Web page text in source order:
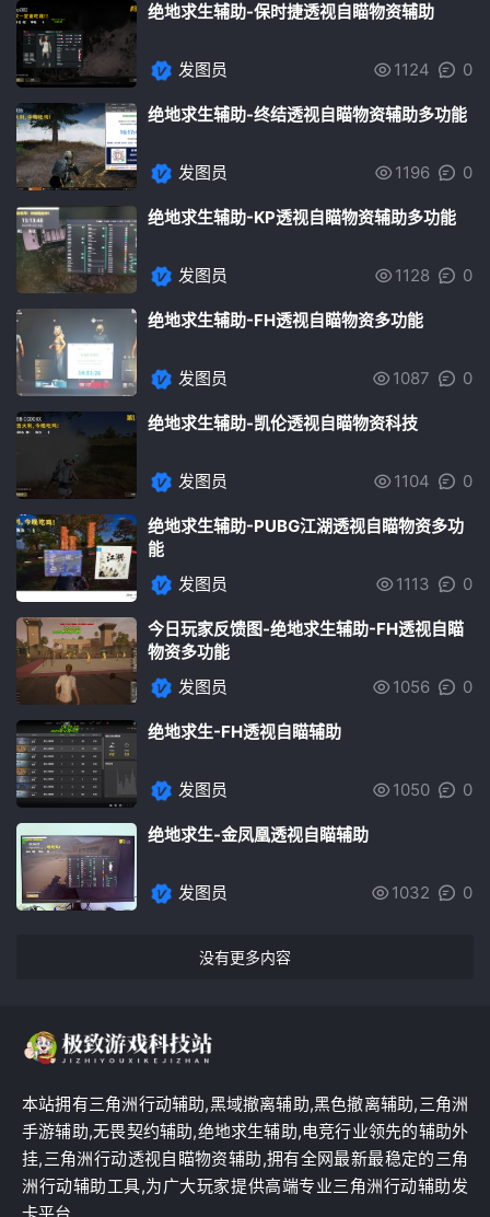
绝地求生辅助-保时捷透视自瞄物资辅助
发图员 1124 0
绝地求生辅助-终结透视自瞄物资辅助多功能
发图员 1196 0
绝地求生辅助-KP透视自瞄物资辅助多功能
发图员 1128 0
绝地求生辅助-FH透视自瞄物资多功能
发图员 1087 0
绝地求生辅助-凯伦透视自瞄物资科技
发图员 1104 0
绝地求生辅助-PUBG江湖透视自瞄物资多功
能
发图员
1113 0
今日玩家反馈图-绝地求生辅助-FH透视自瞄
物资多功能
发图员
1056 0
绝地求生-FH透视自瞄辅助
发图员 1050 0
绝地求生-金凤凰透视自瞄辅助
发图员 1032 0
没有更多内容
本站拥有三角洲行动辅助,黑域撤离辅助,黑色撤离辅助,三角洲
手游辅助,无畏契约辅助,绝地求生辅助,电竞行业领先的辅助外
挂,三角洲行动透视自瞄物资辅助,拥有全网最新最稳定的三角
洲行动辅助工具,为广大玩家提供高端专业三角洲行动辅助发